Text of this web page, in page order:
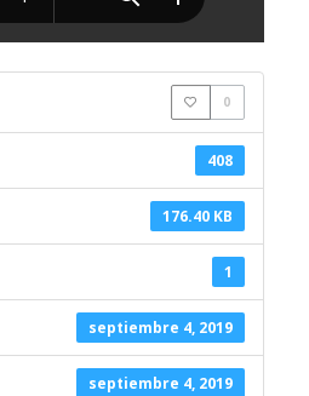
0
408
176.40 KB
1
septiembre 4, 2019
septiembre 4, 2019